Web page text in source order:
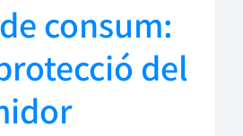
consum:
del